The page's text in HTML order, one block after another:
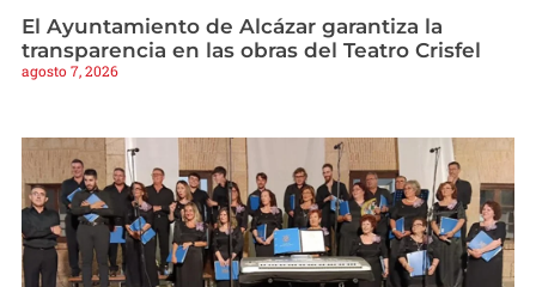
El Ayuntamiento de Alcázar garantiza la
transparencia en las obras del Teatro Crisfel
agosto 7, 2026